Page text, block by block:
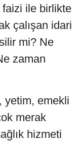
ile birlikte
çalışan idari
mi? Ne
zaman
yetim, emekli
merak
hizmeti